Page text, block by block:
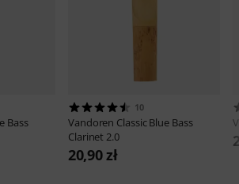
Bass
10
Vandoren Classic Blue Bass
Clarinet 2.0
20,90 zł